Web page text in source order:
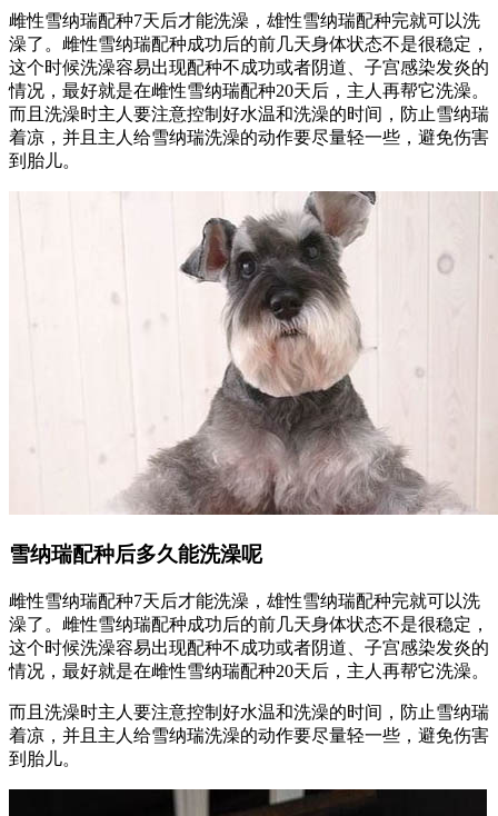
雌性雪纳瑞配种7天后才能洗澡，雄性雪纳瑞配种完就可以洗
澡了。雌性雪纳瑞配种成功后的前几天身体状态不是很稳定，
这个时候洗澡容易出现配种不成功或者阴道、子宫感染发炎的
情况，最好就是在雌性雪纳瑞配种20天后，主人再帮它洗澡。
而且洗澡时主人要注意控制好水温和洗澡的时间，防止雪纳瑞
着凉，并且主人给雪纳瑞洗澡的动作要尽量轻一些，避免伤害
到胎儿。
雪纳瑞配种后多久能洗澡呢
雌性雪纳瑞配种7天后才能洗澡，雄性雪纳瑞配种完就可以洗
澡了。雌性雪纳瑞配种成功后的前几天身体状态不是很稳定，
这个时候洗澡容易出现配种不成功或者阴道、子宫感染发炎的
情况，最好就是在雌性雪纳瑞配种20天后，主人再帮它洗澡。
而且洗澡时主人要注意控制好水温和洗澡的时间，防止雪纳瑞
着凉，并且主人给雪纳瑞洗澡的动作要尽量轻一些，避免伤害
到胎儿。